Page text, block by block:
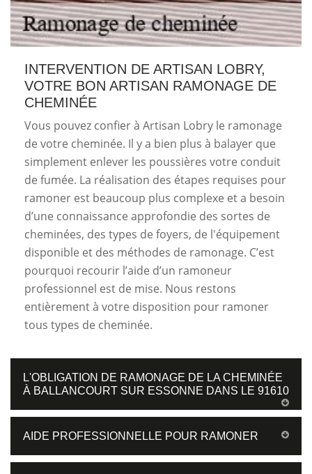
INTERVENTION DE ARTISAN LOBRY,
VOTRE BON ARTISAN RAMONAGE DE
CHEMINÉE
Vous pouvez confier à Artisan Lobry le ramonage
de votre cheminée. Il y a bien plus à balayer que
simplement enlever les poussières votre conduit
de fumée. La réalisation des étapes requises pour
ramoner est beaucoup plus complexe et a besoin
d’une connaissance approfondie des sortes de
cheminées, des types de foyers, de l'équipement
disponible et des méthodes de ramonage. C’est
pourquoi recourir l’aide d’un ramoneur
professionnel est de mise. Nous restons
entièrement à votre disposition pour ramoner
tous types de cheminée.
L'OBLIGATION DE RAMONAGE DE LA CHEMINÉE
À BALLANCOURT SUR ESSONNE DANS LE 91610
AIDE PROFESSIONNELLE POUR RAMONER